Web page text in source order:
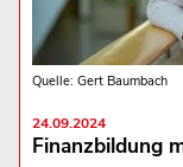
Quelle: Gert Baumbach
24.09.2024
Finanzbildung